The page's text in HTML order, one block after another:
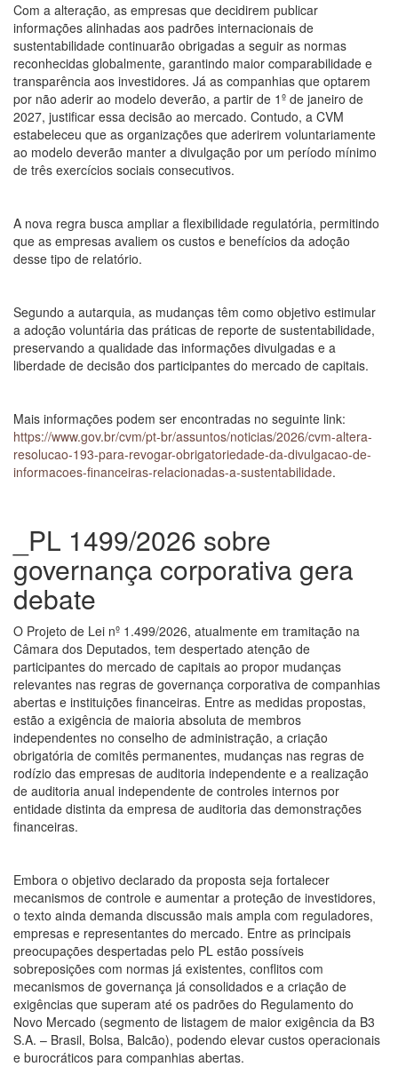
Com a alteração, as empresas que decidirem publicar
informações alinhadas aos padrões internacionais de
sustentabilidade continuarão obrigadas a seguir as normas
reconhecidas globalmente, garantindo maior comparabilidade e
transparência aos investidores. Já as companhias que optarem
por não aderir ao modelo deverão, a partir de 1º de janeiro de
2027, justificar essa decisão ao mercado. Contudo, a CVM
estabeleceu que as organizações que aderirem voluntariamente
ao modelo deverão manter a divulgação por um período mínimo
de três exercícios sociais consecutivos.
A nova regra busca ampliar a flexibilidade regulatória, permitindo
que as empresas avaliem os custos e benefícios da adoção
desse tipo de relatório.
Segundo a autarquia, as mudanças têm como objetivo estimular
a adoção voluntária das práticas de reporte de sustentabilidade,
preservando a qualidade das informações divulgadas e a
liberdade de decisão dos participantes do mercado de capitais.
Mais informações podem ser encontradas no seguinte link:
https://www.gov.br/cvm/pt-br/assuntos/noticias/2026/cvm-altera-
resolucao-193-para-revogar-obrigatoriedade-da-divulgacao-de-
informacoes-financeiras-relacionadas-a-sustentabilidade.
_PL 1499/2026 sobre
governança corporativa gera
debate
O Projeto de Lei nº 1.499/2026, atualmente em tramitação na
Câmara dos Deputados, tem despertado atenção de
participantes do mercado de capitais ao propor mudanças
relevantes nas regras de governança corporativa de companhias
abertas e instituições financeiras. Entre as medidas propostas,
estão a exigência de maioria absoluta de membros
independentes no conselho de administração, a criação
obrigatória de comitês permanentes, mudanças nas regras de
rodízio das empresas de auditoria independente e a realização
de auditoria anual independente de controles internos por
entidade distinta da empresa de auditoria das demonstrações
financeiras.
Embora o objetivo declarado da proposta seja fortalecer
mecanismos de controle e aumentar a proteção de investidores,
o texto ainda demanda discussão mais ampla com reguladores,
empresas e representantes do mercado. Entre as principais
preocupações despertadas pelo PL estão possíveis
sobreposições com normas já existentes, conflitos com
mecanismos de governança já consolidados e a criação de
exigências que superam até os padrões do Regulamento do
Novo Mercado (segmento de listagem de maior exigência da B3
S.A. – Brasil, Bolsa, Balcão), podendo elevar custos operacionais
e burocráticos para companhias abertas.